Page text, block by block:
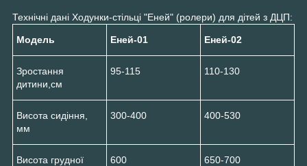
Технічні дані Ходунки-стільці "Еней" (ролери) для дітей з ДЦП:
Модель Еней-01 Еней-02
Зростання
дитини,см
95-115 110-130
Висота сидіння,
мм
300-400 400-530
Висота грудної
600 650-700